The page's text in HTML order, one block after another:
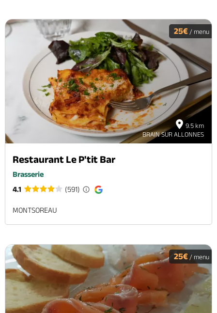
9.5 km
BRAIN SUR ALLONNES
25€ / menu
Restaurant Le P'tit Bar
Brasserie
4.1
(591)
MONTSOREAU
25€ / menu